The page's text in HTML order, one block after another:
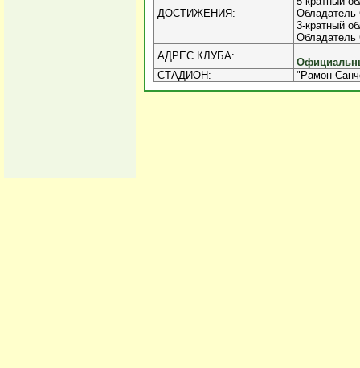
ДОСТИЖЕНИЯ:
Обладатель
3-кратный
Обладатель
АДРЕС КЛУБА:
СТАДИОН:
"Рамон